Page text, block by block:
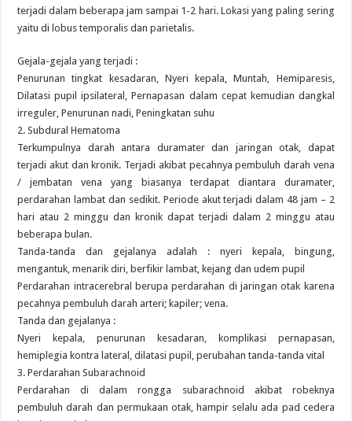
terjadi dalam beberapa jam sampai 1-2 hari. Lokasi yang paling sering
yaitu di lobus temporalis dan parietalis.
Gejala-gejala yang terjadi :
Penurunan tingkat kesadaran, Nyeri kepala, Muntah, Hemiparesis,
Dilatasi pupil ipsilateral, Pernapasan dalam cepat kemudian dangkal
irreguler, Penurunan nadi, Peningkatan suhu
2. Subdural Hematoma
Terkumpulnya darah antara duramater dan jaringan otak, dapat
terjadi akut dan kronik. Terjadi akibat pecahnya pembuluh darah vena
/ jembatan vena yang biasanya terdapat diantara duramater,
perdarahan lambat dan sedikit. Periode akut terjadi dalam 48 jam – 2
hari atau 2 minggu dan kronik dapat terjadi dalam 2 minggu atau
beberapa bulan.
Tanda-tanda dan gejalanya adalah : nyeri kepala, bingung,
mengantuk, menarik diri, berfikir lambat, kejang dan udem pupil
Perdarahan intracerebral berupa perdarahan di jaringan otak karena
pecahnya pembuluh darah arteri; kapiler; vena.
Tanda dan gejalanya :
Nyeri kepala, penurunan kesadaran, komplikasi pernapasan,
hemiplegia kontra lateral, dilatasi pupil, perubahan tanda-tanda vital
3. Perdarahan Subarachnoid
Perdarahan di dalam rongga subarachnoid akibat robeknya
pembuluh darah dan permukaan otak, hampir selalu ada pad cedera